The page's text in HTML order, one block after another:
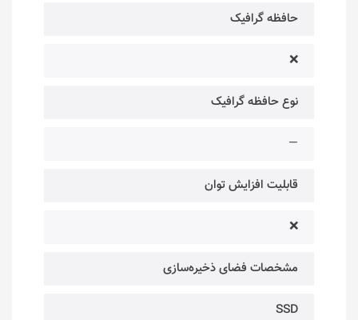
حافظه گرافیک
❌
نوع حافظه گرافیک
—
قابلیت افزایش توان
❌
مشخصات فضای ذخیره‌سازی
SSD